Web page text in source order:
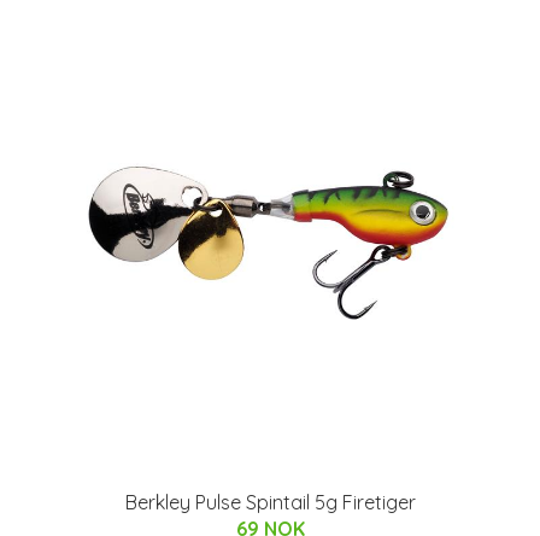
Berkley Pulse Spintail 5g Firetiger
69 NOK